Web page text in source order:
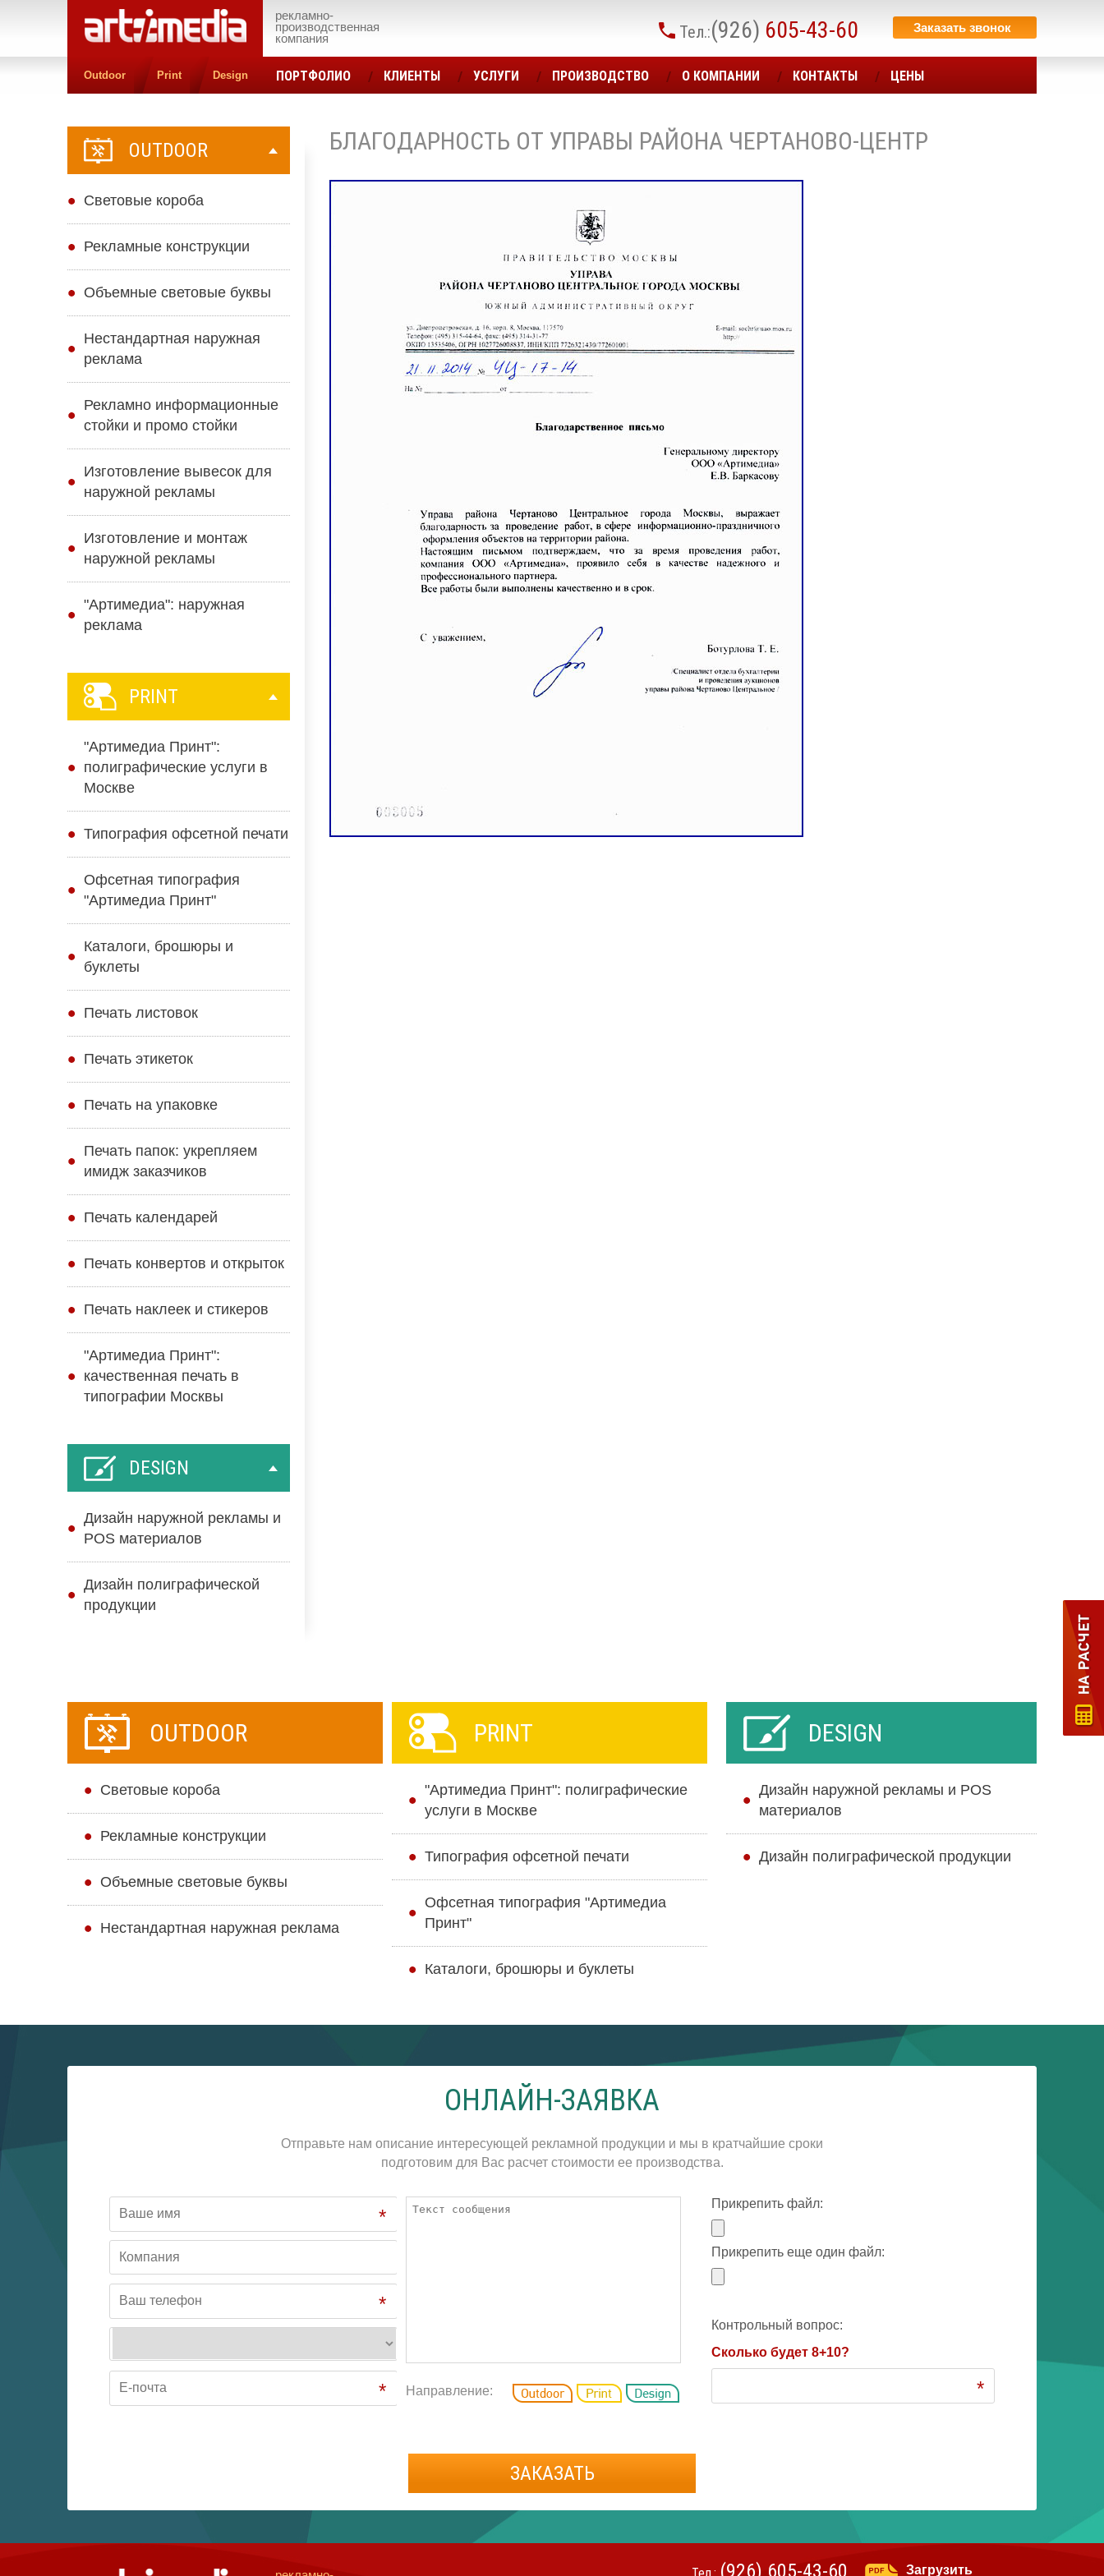
рекламно-
производственная
компания
Заказать звонок
Тел.:(926) 605-43-60
Outdoor Print Design ПОРТФОЛИО КЛИЕНТЫ УСЛУГИ ПРОИЗВОДСТВО О КОМПАНИИ КОНТАКТЫ ЦЕНЫ
OUTDOOR
Cветовые короба
Рекламные конструкции
Объемные световые буквы
Нестандартная наружная
реклама
Рекламно информационные
стойки и промо стойки
Изготовление вывесок для
наружной рекламы
Изготовление и монтаж
наружной рекламы
"Артимедиа": наружная
реклама
PRINT
"Артимедиа Принт":
полиграфические услуги в
Москве
Типография офсетной печати
Офсетная типография
"Артимедиа Принт"
Каталоги, брошюры и
буклеты
Печать листовок
Печать этикеток
Печать на упаковке
Печать папок: укрепляем
имидж заказчиков
Печать календарей
Печать конвертов и открыток
Печать наклеек и стикеров
"Артимедиа Принт":
качественная печать в
типографии Москвы
DESIGN
Дизайн наружной рекламы и
POS материалов
Дизайн полиграфической
продукции
БЛАГОДАРНОСТЬ ОТ УПРАВЫ РАЙОНА ЧЕРТАНОВО-ЦЕНТР
OUTDOOR
Cветовые короба
Рекламные конструкции
Объемные световые буквы
Нестандартная наружная реклама
PRINT
"Артимедиа Принт": полиграфические
услуги в Москве
Типография офсетной печати
Офсетная типография "Артимедиа
Принт"
Каталоги, брошюры и буклеты
DESIGN
Дизайн наружной рекламы и POS
материалов
Дизайн полиграфической продукции
ОНЛАЙН-ЗАЯВКА
Отправьте нам описание интересующей рекламной продукции и мы в кратчайшие сроки
подготовим для Вас расчет стоимости ее производства.
*
*
* Направление:
Прикрепить файл:
Прикрепить еще один файл:
Контрольный вопрос:
Сколько будет 8+10?
*
ЗАКАЗАТЬ
Загрузить
(926) 605-43-60